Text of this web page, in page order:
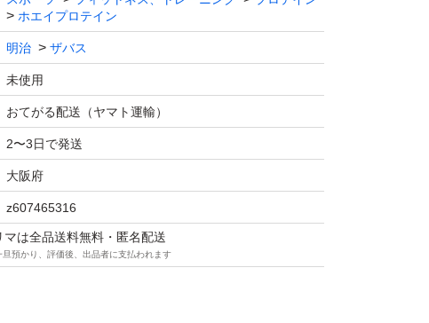
ホエイプロテイン
明治 ザバス
未使用
おてがる配送（ヤマト運輸）
2〜3日で発送
大阪府
z607465316
マは全品送料無料・匿名配送
旦預かり、評価後、出品者に支払われます